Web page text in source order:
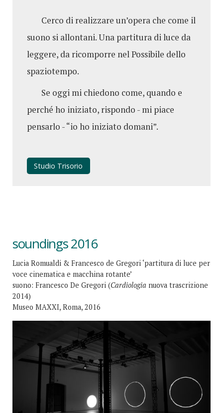
Cerco di realizzare un’opera che come il
suono si allontani. Una partitura di luce da
leggere, da ricomporre nel Possibile dello
spaziotempo.
Se oggi mi chiedono come, quando e
perché ho iniziato, rispondo - mi piace
pensarlo - “io ho iniziato domani”.
Studio Trisorio
soundings 2016
Lucia Romualdi & Francesco de Gregori ‘partitura di luce per
voce cinematica e macchina rotante’
suono: Francesco De Gregori (Cardiologia nuova trascrizione
2014)
Museo MAXXI, Roma, 2016